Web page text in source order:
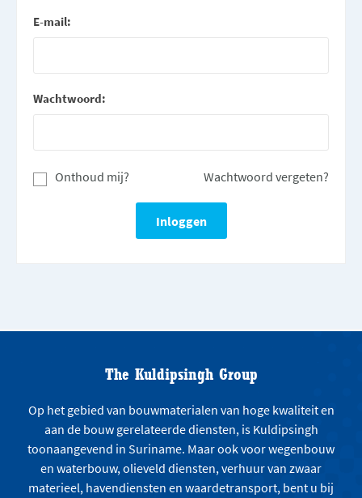
E-mail:
Wachtwoord:
Wachtwoord vergeten?
Onthoud mij?
The Kuldipsingh Group
Op het gebied van bouwmaterialen van hoge kwaliteit en
aan de bouw gerelateerde diensten, is Kuldipsingh
toonaangevend in Suriname. Maar ook voor wegenbouw
en waterbouw, olieveld diensten, verhuur van zwaar
materieel, havendiensten en waardetransport, bent u bij